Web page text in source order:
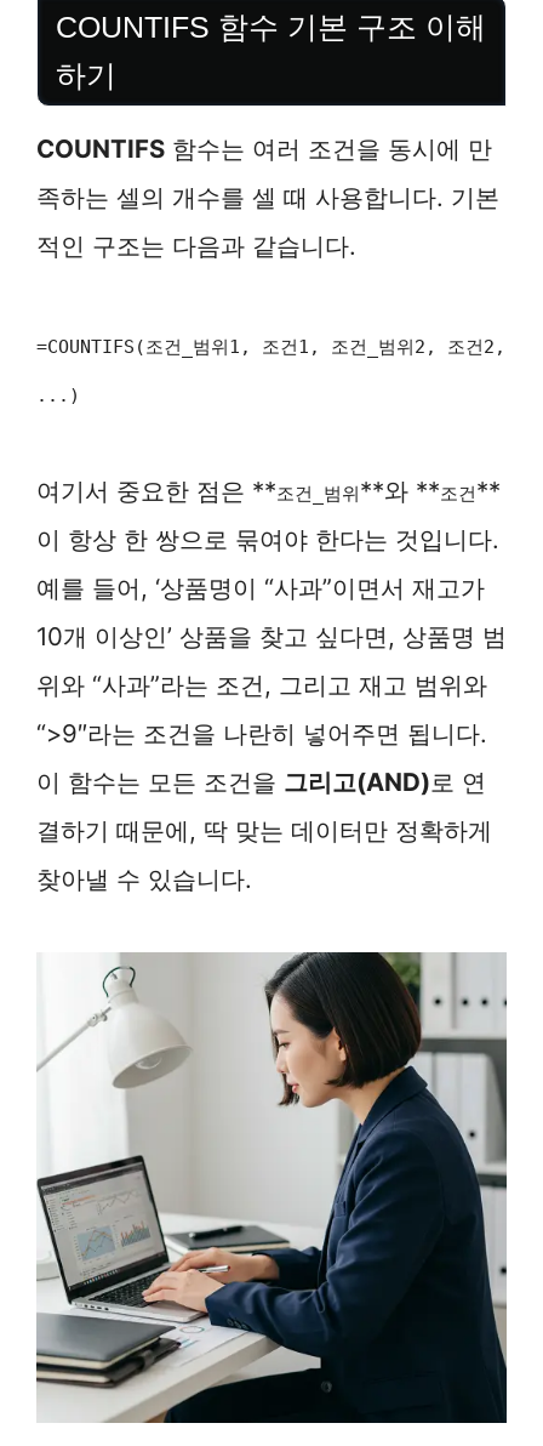
COUNTIFS 함수 기본 구조 이해
하기
COUNTIFS 함수는 여러 조건을 동시에 만
족하는 셀의 개수를 셀 때 사용합니다. 기본
적인 구조는 다음과 같습니다.
=COUNTIFS(조건_범위1, 조건1, 조건_범위2, 조건2,
...)
여기서 중요한 점은 **조건_범위**와 **조건**
이 항상 한 쌍으로 묶여야 한다는 것입니다.
예를 들어, ‘상품명이 “사과”이면서 재고가
10개 이상인’ 상품을 찾고 싶다면, 상품명 범
위와 “사과”라는 조건, 그리고 재고 범위와
“>9″라는 조건을 나란히 넣어주면 됩니다.
이 함수는 모든 조건을 그리고(AND)로 연
결하기 때문에, 딱 맞는 데이터만 정확하게
찾아낼 수 있습니다.